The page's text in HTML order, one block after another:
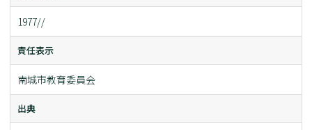
1977//
責任表示
南城市教育委員会
出典